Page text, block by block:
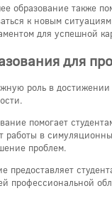
образование также
к новым
для успешной
для
роль в
помогает
работы в
проблем.
предоставляет
профессиональной